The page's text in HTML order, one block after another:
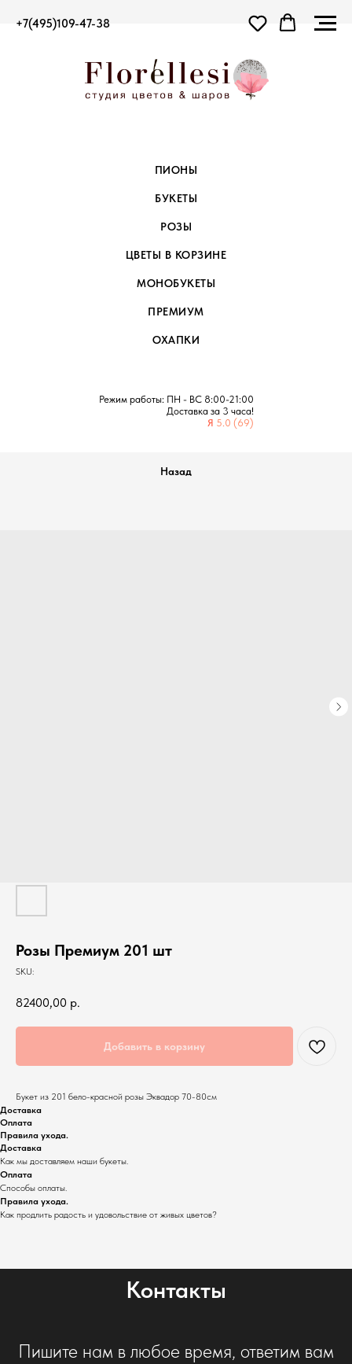
+7(495)109-47-38
ПИОНЫ
БУКЕТЫ
РОЗЫ
ЦВЕТЫ В КОРЗИНЕ
МОНОБУКЕТЫ
ПРЕМИУМ
ОХАПКИ
Режим работы: ПН - ВС 8:00-21:00
Доставка за 3 часа!
Я 5.0 (69)
Назад
Розы Премиум 201 шт
SKU:
82400,00 р.
Добавить в корзину
Букет из 201 бело-красной розы Эквадор 70-80см
Доставка
Оплата
Правила ухода.
Доставка
Как мы доставляем наши букеты.
Оплата
Способы оплаты.
Правила ухода.
Как продлить радость и удовольствие от живых цветов?
Контакты
Пишите нам в любое время, ответим вам